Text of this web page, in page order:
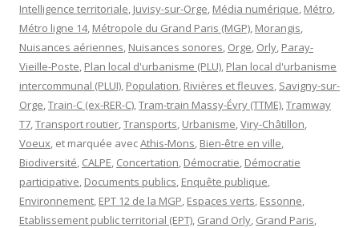
Intelligence territoriale, Juvisy-sur-Orge, Média numérique, Métro,
Métro ligne 14, Métropole du Grand Paris (MGP), Morangis,
Nuisances aériennes, Nuisances sonores, Orge, Orly, Paray-
Vieille-Poste, Plan local d'urbanisme (PLU), Plan local d'urbanisme
intercommunal (PLUI), Population, Rivières et fleuves, Savigny-sur-
Orge,Train-C (ex-RER-C),Tram-train Massy-Évry (TTME),Tramway
T7,Transport routier,Transports, Urbanisme,Viry-Châtillon,
Voeux, et marquée avecAthis-Mons, Bien-être en ville,
Biodiversité, CALPE, Concertation, Démocratie, Démocratie
participative, Documents publics, Enquête publique,
Environnement, EPT 12 de la MGP, Espaces verts, Essonne,
Etablissement public territorial (EPT), Grand Orly, Grand Paris,